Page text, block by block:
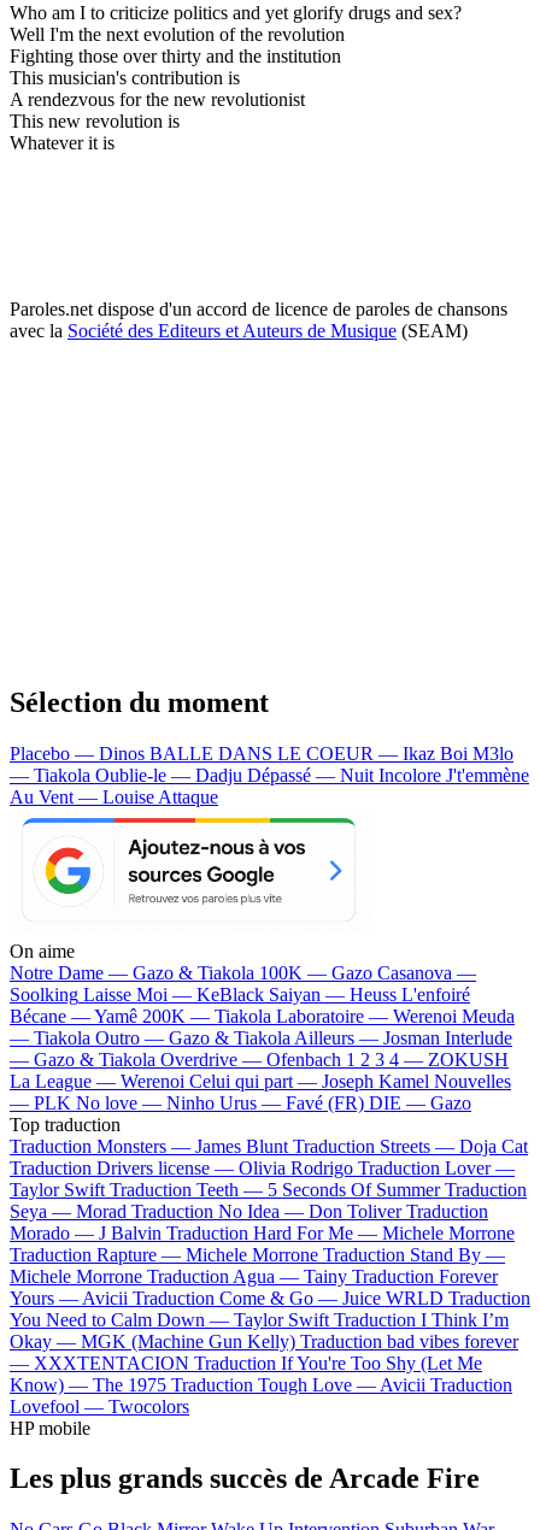
Who am I to criticize politics and yet glorify drugs and sex?
Well I'm the next evolution of the revolution
Fighting those over thirty and the institution
This musician's contribution is
A rendezvous for the new revolutionist
This new revolution is
Whatever it is
Paroles.net dispose d'un accord de licence de paroles de chansons
avec la Société des Editeurs et Auteurs de Musique (SEAM)
Sélection du moment
Placebo — Dinos BALLE DANS LE COEUR — Ikaz Boi M3lo
— Tiakola Oublie-le — Dadju Dépassé — Nuit Incolore J't'emmène
Au Vent — Louise Attaque
On aime
Notre Dame — Gazo & Tiakola 100K — Gazo Casanova —
Soolking Laisse Moi — KeBlack Saiyan — Heuss L'enfoiré
Bécane —Yamê 200K — Tiakola Laboratoire — Werenoi Meuda
— Tiakola Outro — Gazo & Tiakola Ailleurs — Josman Interlude
— Gazo & Tiakola Overdrive — Ofenbach 1 2 3 4 — ZOKUSH
La League — Werenoi Celui qui part — Joseph Kamel Nouvelles
— PLK No love — Ninho Urus — Favé (FR) DIE — Gazo
Top traduction
Traduction Monsters — James Blunt Traduction Streets — Doja Cat
Traduction Drivers license — Olivia Rodrigo Traduction Lover —
Taylor Swift Traduction Teeth — 5 Seconds Of Summer Traduction
Seya — Morad Traduction No Idea — Don Toliver Traduction
Morado — J Balvin Traduction Hard For Me — Michele Morrone
Traduction Rapture — Michele Morrone Traduction Stand By —
Michele Morrone Traduction Agua — Tainy Traduction Forever
Yours — Avicii Traduction Come & Go — Juice WRLD Traduction
You Need to Calm Down — Taylor Swift Traduction I Think I’m
Okay — MGK (Machine Gun Kelly) Traduction bad vibes forever
— XXXTENTACION Traduction If You're Too Shy (Let Me
Know) — The 1975 Traduction Tough Love — Avicii Traduction
Lovefool — Twocolors
HP mobile
Les plus grands succès de Arcade Fire